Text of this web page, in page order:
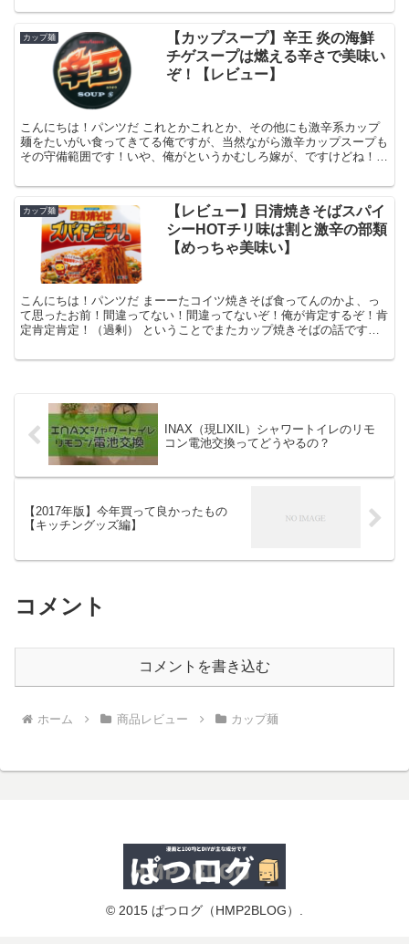
カップ麺
【カップスープ】辛王 炎の海鮮
チゲスープは燃える辛さで美味い
ぞ！【レビュー】
こんにちは！パンツだ これとかこれとか、その他にも激辛系カップ
麺をたいがい食ってきてる俺ですが、当然ながら激辛カップスープも
その守備範囲です！いや、俺がというかむしろ嫁が、ですけどね！
カップ麺
【レビュー】日清焼きそばスパイ
シーHOTチリ味は割と激辛の部類
【めっちゃ美味い】
こんにちは！パンツだ まーーたコイツ焼きそば食ってんのかよ、っ
て思ったお前！間違ってない！間違ってないぞ！俺が肯定するぞ！肯
定肯定肯定！（過剰） ということでまたカップ焼きそばの話です！
INAX（現LIXIL）シャワートイレのリモ
コン電池交換ってどうやるの？
【2017年版】今年買って良かったもの
【キッチングッズ編】
コメント
コメントを書き込む
ホーム 商品レビュー カップ麺
© 2015 ぱつログ（HMP2BLOG）.